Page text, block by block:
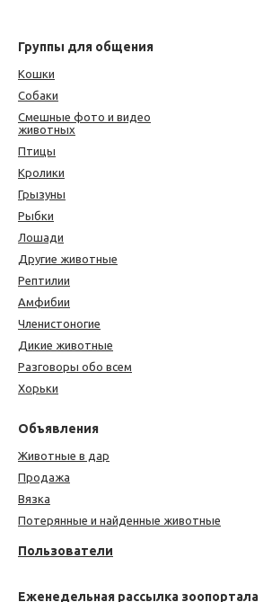
Группы для общения
Кошки
Собаки
Смешные фото и видео
животных
Птицы
Кролики
Грызуны
Рыбки
Лошади
Другие животные
Рептилии
Амфибии
Членистоногие
Дикие животные
Разговоры обо всем
Хорьки
Объявления
Животные в дар
Продажа
Вязка
Потерянные и найденные животные
Пользователи
Еженедельная рассылка зоопортала